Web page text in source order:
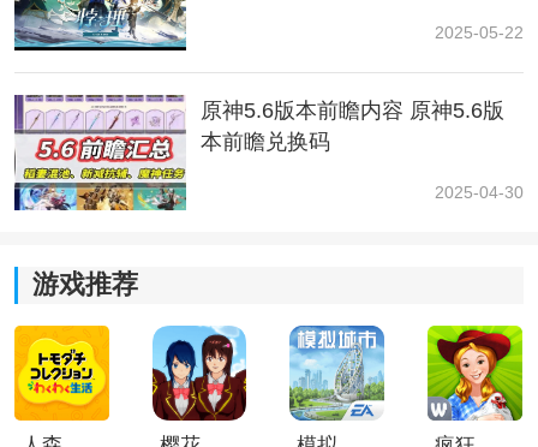
秒至多触发一次。
一本装帧精美的诗集，其中收录了不少有关天空、蒲公
英等蒙德
人偏爱的诗歌。
获得方式:活动兑换获得
*「法器.无垠蔚蓝之歌」及其精炼材料可在活动「游水酝
诗籍」中兑换获取。
2025-05-22
原神5.6版本前瞻内容 原神5.6版
本前瞻兑换码
2025-04-30
游戏推荐